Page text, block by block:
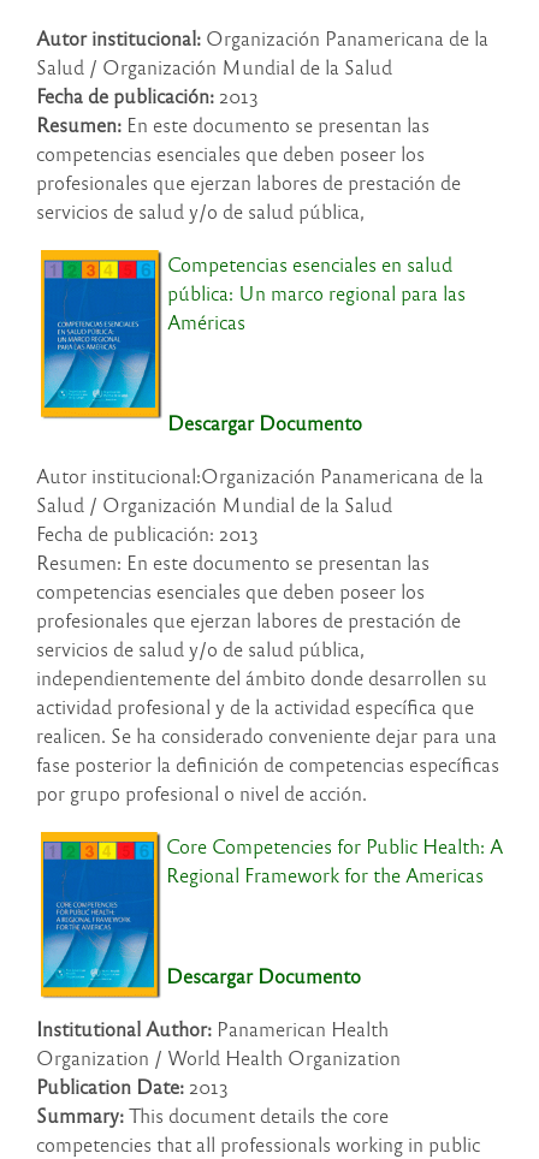
Autor institucional: Organización Panamericana de la
Salud / Organización Mundial de la Salud
Fecha de publicación: 2013
Resumen: En este documento se presentan las
competencias esenciales que deben poseer los
profesionales que ejerzan labores de prestación de
servicios de salud y/o de salud pública,
Competencias esenciales en salud
pública: Un marco regional para las
Américas
Descargar Documento
Autor institucional:Organización Panamericana de la
Salud / Organización Mundial de la Salud
Fecha de publicación: 2013
Resumen: En este documento se presentan las
competencias esenciales que deben poseer los
profesionales que ejerzan labores de prestación de
servicios de salud y/o de salud pública,
independientemente del ámbito donde desarrollen su
actividad profesional y de la actividad específica que
realicen. Se ha considerado conveniente dejar para una
fase posterior la definición de competencias específicas
por grupo profesional o nivel de acción.
Core Competencies for Public Health: A
Regional Framework for the Americas
Descargar Documento
Institutional Author: Panamerican Health
Organization / World Health Organization
Publication Date: 2013
Summary:This document details the core
competencies that all professionals working in public